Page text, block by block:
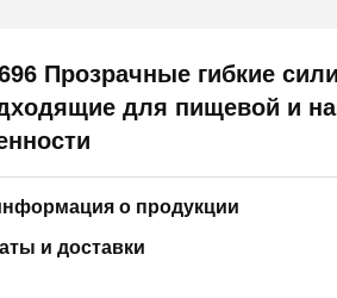
Прозрачные гибкие
для пищевой и
о продукции
и доставки